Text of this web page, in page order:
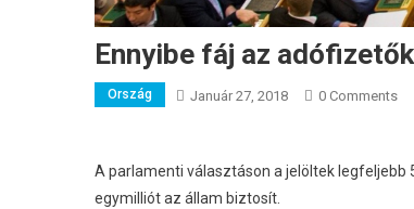
Ennyibe fáj az
Ország Január 27, 2018 0 Comments
A parlamenti választáson a jelöltek
egymilliót az állam biztosít.